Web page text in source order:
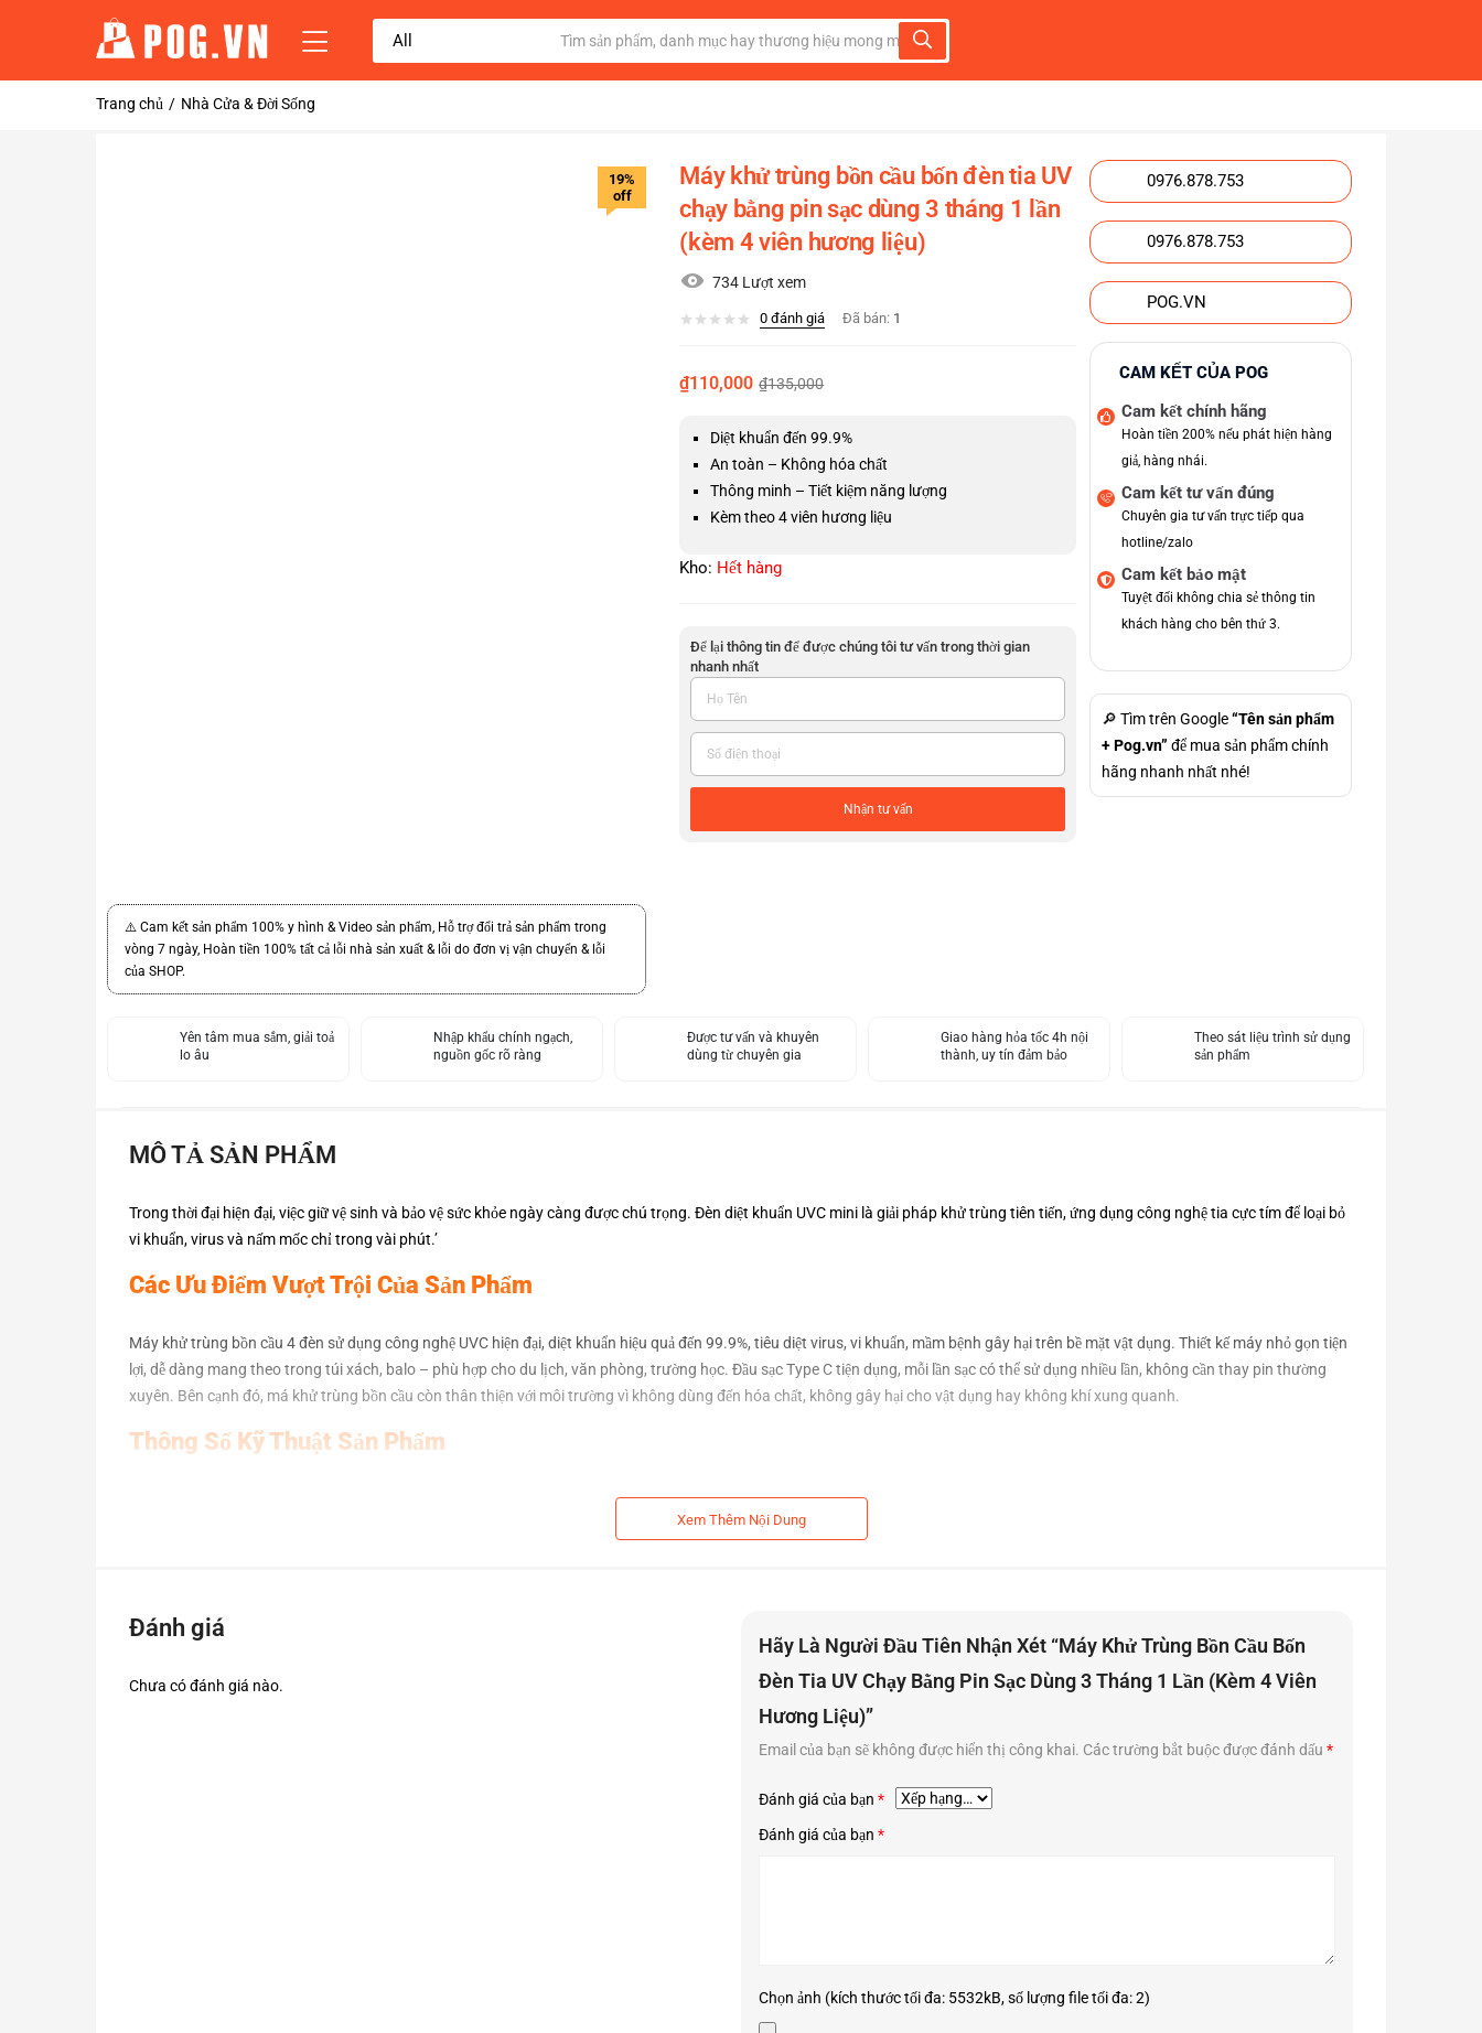
Trang chủ Nhà Cửa & Đời Sống
19%
off
⚠️ Cam kết sản phẩm 100% y hình & Video sản phẩm, Hỗ trợ đổi trả sản phẩm trong
vòng 7 ngày, Hoàn tiền 100% tất cả lỗi nhà sản xuất & lỗi do đơn vị vận chuyển & lỗi
của SHOP.
Máy khử trùng bồn cầu bốn đèn tia UV
chạy bằng pin sạc dùng 3 tháng 1 lần
(kèm 4 viên hương liệu)
734 Lượt xem
0 đánh giá Đã bán: 1
₫110,000 ₫135,000
Diệt khuẩn đến 99.9%
An toàn – Không hóa chất
Thông minh – Tiết kiệm năng lượng
Kèm theo 4 viên hương liệu
Kho: Hết hàng
Để lại thông tin để được chúng tôi tư vấn trong thời gian
nhanh nhất
Nhận tư vấn
0976.878.753
0976.878.753
POG.VN
CAM KẾT CỦA POG
Cam kết chính hãng
Hoàn tiền 200% nếu phát hiện hàng
giả, hàng nhái.
Cam kết tư vấn đúng
Chuyên gia tư vấn trực tiếp qua
hotline/zalo
Cam kết bảo mật
Tuyệt đối không chia sẻ thông tin
khách hàng cho bên thứ 3.
🔎 Tìm trên Google“Tên sản phẩm
+ Pog.vn” để mua sản phẩm chính
hãng nhanh nhất nhé!
Yên tâm mua sắm, giải toả
lo âu
Nhập khẩu chính ngạch,
nguồn gốc rõ ràng
Được tư vấn và khuyên
dùng từ chuyên gia
Giao hàng hỏa tốc 4h nội
thành, uy tín đảm bảo
Theo sát liệu trình sử dụng
sản phẩm
MÔ TẢ SẢN PHẨM
Trong thời đại hiện đại, việc giữ vệ sinh và bảo vệ sức khỏe ngày càng được chú trọng. Đèn diệt khuẩn UVC mini là giải pháp khử trùng tiên tiến, ứng dụng công nghệ tia cực tím để loại bỏ
vi khuẩn, virus và nấm mốc chỉ trong vài phút.’
Các Ưu Điểm Vượt Trội Của Sản Phẩm
Máy khử trùng bồn cầu 4 đèn sử dụng công nghệ UVC hiện đại, diệt khuẩn hiệu quả đến 99.9%, tiêu diệt virus, vi khuẩn, mầm bệnh gây hại trên bề mặt vật dụng. Thiết kế máy nhỏ gọn tiện
lợi, dễ dàng mang theo trong túi xách, balo – phù hợp cho du lịch, văn phòng, trường học. Đầu sạc Type C tiện dụng, mỗi lần sạc có thể sử dụng nhiều lần, không cần thay pin thường
xuyên. Bên cạnh đó, má khử trùng bồn cầu còn thân thiện với môi trường vì không dùng đến hóa chất, không gây hại cho vật dụng hay không khí xung quanh.
Thông Số Kỹ Thuật Sản Phẩm
Thời gian hoạt động
Xem Thêm Nội Dung
Đánh giá
Chưa có đánh giá nào.
Hãy Là Người Đầu Tiên Nhận Xét “Máy Khử Trùng Bồn Cầu Bốn
Đèn Tia UV Chạy Bằng Pin Sạc Dùng 3 Tháng 1 Lần (kèm 4 Viên
Hương Liệu)”
Email của bạn sẽ không được hiển thị công khai. Các trường bắt buộc được đánh dấu *
Đánh giá của bạn *
Đánh giá của bạn *
Chọn ảnh (kích thước tối đa: 5532kB, số lượng file tối đa: 2)